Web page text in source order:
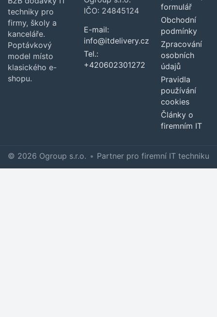
techniky pro
firmy, školy a
kanceláře.
Poptávkový
model místo
klasického e-
shopu.
IČO: 24845124
E-mail:
info@itdelivery.cz
Tel.:
+420602301272
formulář
Obchodní
podmínky
Zpracování
osobních
údajů
Pravidla
používání
cookies
Články o
firemním IT
© 2026 Ogroup s.r.o. • Partner pro firemní IT techniku